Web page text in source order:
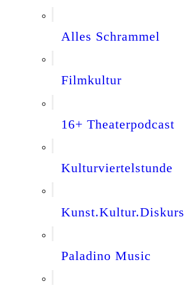
Alles Schrammel
Filmkultur
16+ Theaterpodcast
Kulturviertelstunde
Kunst.Kultur.Diskurs
Paladino Music